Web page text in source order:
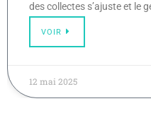
des collectes s’ajuste et le
VOIR
12 mai 2025